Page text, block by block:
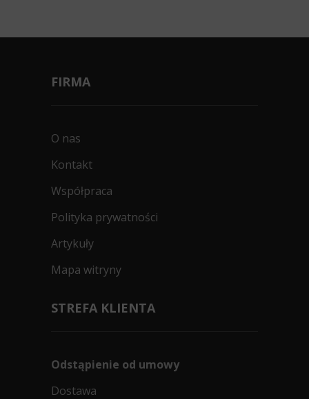
FIRMA
O nas
Kontakt
Współpraca
Polityka prywatności
Artykuły
Mapa witryny
STREFA KLIENTA
Odstąpienie od umowy
Dostawa